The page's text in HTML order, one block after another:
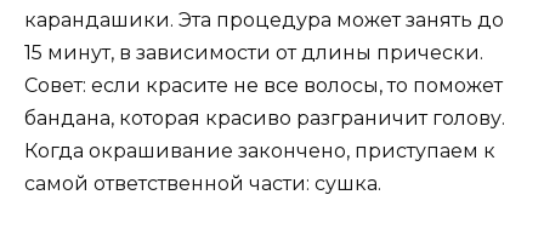
карандашики. Эта процедура может занять до
15 минут, в зависимости от длины прически.
Совет: если красите не все волосы, то поможет
бандана, которая красиво разграничит голову.
Когда окрашивание закончено, приступаем к
самой ответственной части: сушка.